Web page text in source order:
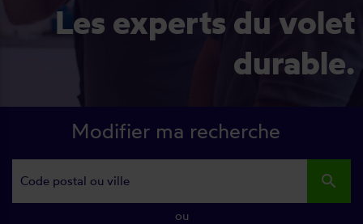
Les experts du volet
durable.
Modifier ma recherche
search
ou